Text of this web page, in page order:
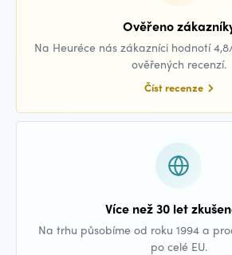
Ověřeno
Na Heuréce nás zákazníci hodnotí
ověřených recenzí.
Číst recenze
Více než 30 let
Na trhu působíme od roku 1994 a
po celé EU.